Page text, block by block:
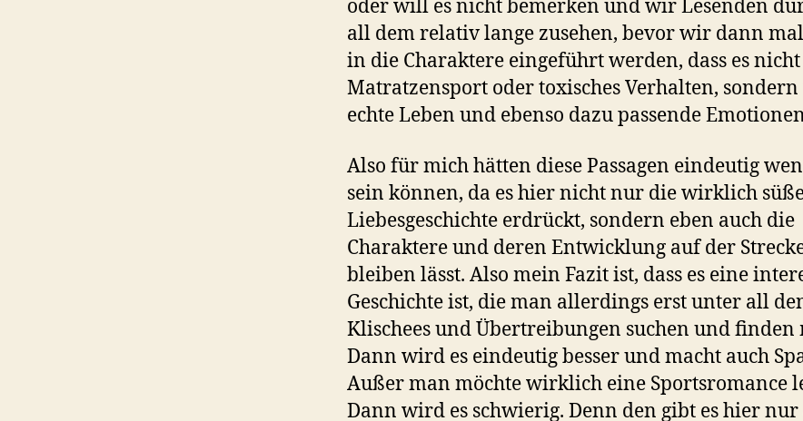
oder will es nicht bemerken und wir Lesenden
all dem relativ lange zusehen, bevor wir dann
in die Charaktere eingeführt werden, dass es
Matratzensport oder toxisches Verhalten, sondern
echte Leben und ebenso dazu passende
Also für mich hätten diese Passagen eindeutig
sein können, da es hier nicht nur die wirklich
Liebesgeschichte erdrückt, sondern eben auch die
Charaktere und deren Entwicklung auf der
bleiben lässt. Also mein Fazit ist, dass es eine
Geschichte ist, die man allerdings erst unter all
Klischees und Übertreibungen suchen und finden
Dann wird es eindeutig besser und macht auch
Außer man möchte wirklich eine Sportsromance
Dann wird es schwierig. Denn den gibt es hier nur